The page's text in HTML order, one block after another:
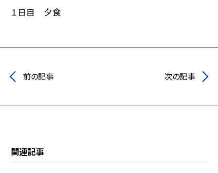
１日目 夕食
前の記事 次の記事
関連記事